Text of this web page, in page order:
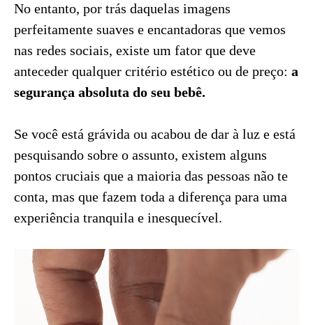
No entanto, por trás daquelas imagens
perfeitamente suaves e encantadoras que vemos
nas redes sociais, existe um fator que deve
anteceder qualquer critério estético ou de preço: a
segurança absoluta do seu bebê.
Se você está grávida ou acabou de dar à luz e está
pesquisando sobre o assunto, existem alguns
pontos cruciais que a maioria das pessoas não te
conta, mas que fazem toda a diferença para uma
experiência tranquila e inesquecível.